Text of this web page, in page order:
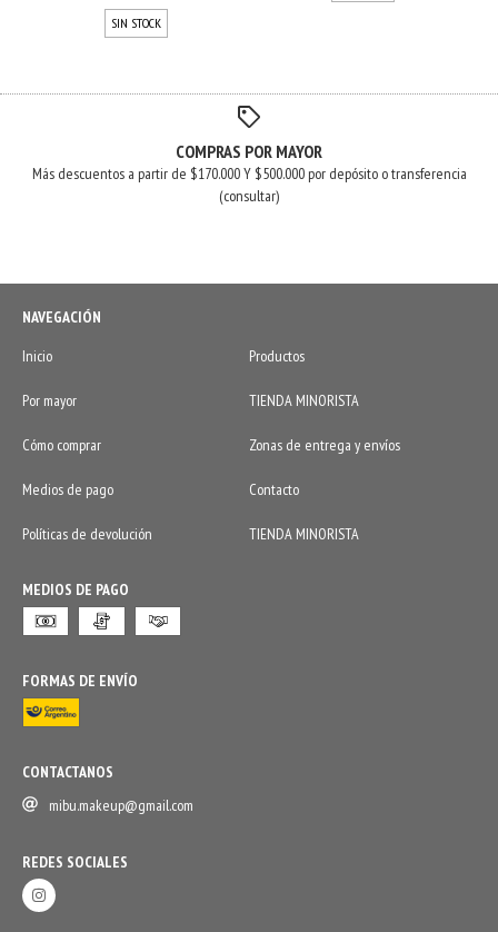
SIN STOCK
COMPRAS POR MAYOR
Más descuentos a partir de $170.000 Y $500.000 por depósito o transferencia
(consultar)
NAVEGACIÓN
Inicio
Productos
Por mayor TIENDA MINORISTA
Cómo comprar Zonas de entrega y envíos
Medios de pago Contacto
Políticas de devolución TIENDA MINORISTA
MEDIOS DE PAGO
FORMAS DE ENVÍO
CONTACTANOS
mibu.makeup@gmail.com
REDES SOCIALES